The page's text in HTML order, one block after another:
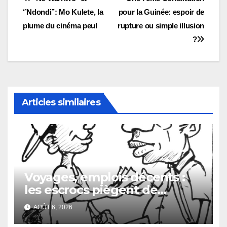
de
pour la Guinée: espoir de
rupture ou simple illusion
?
‘’Ndondi’’: Mo Kulete, la
plume du cinéma peul
Articles similaires
Voyages, emplois décents :
les escrocs piègent de
nombreux jeunes
AOÛT 6, 2026